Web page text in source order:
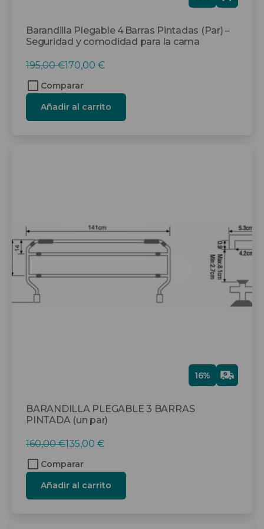
Barandilla Plegable 4 Barras Pintadas (Par) –
Seguridad y comodidad para la cama
tis
195,00€
El
precio
original
era:
195,00 €.
170,00 €
El
precio
actual
170,00 €.
Comparar
Añadir al carrito
BARANDILLA PLEGABLE 3 BARRAS
PINTADA (un par)
16%
Gra
tis
160,00€
El
precio
original
era:
160,00 €.
135,00 €
El
precio
actual
135,00 €.
Comparar
Añadir al carrito